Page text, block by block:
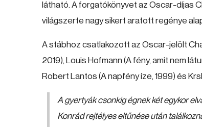
látható. A forgatókönyvet az Oscar-díjas
világszerte nagy sikert aratott regénye
A stábhoz csatlakozott az Oscar-jelölt
2019), Louis Hofmann (A fény, amit nem
Robert Lantos (A napfény íze, 1999) és
A gyertyák csonkig égnek két egykor
Konrád rejtélyes eltűnése után